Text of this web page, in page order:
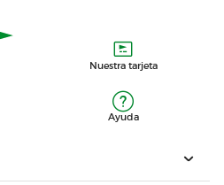
Nuestra tarjeta
Ayuda